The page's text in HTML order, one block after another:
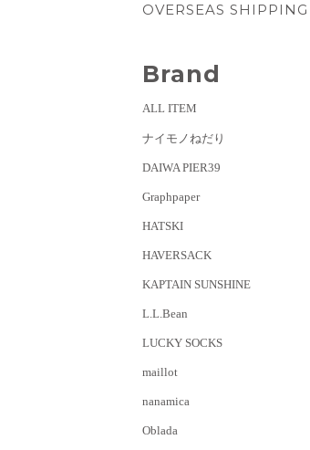
OVERSEAS SHIPPING
Brand
ALL ITEM
ナイモノねだり
DAIWA PIER39
Graphpaper
HATSKI
HAVERSACK
KAPTAIN SUNSHINE
L.L.Bean
LUCKY SOCKS
maillot
nanamica
Oblada